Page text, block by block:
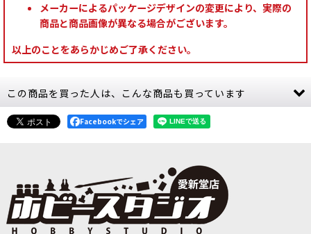
メーカーによるパッケージデザインの変更により、実際の
商品と商品画像が異なる場合がございます。
以上のことをあらかじめご了承ください。
この商品を買った人は、こんな商品も買っています
Facebookでシェア